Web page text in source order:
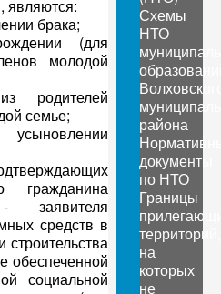
являются:
брака;
(для
молодой
родителей
семье;
гражданина
средств в
строительства
обеспеченной
социальной
Схемы
НТО
района
документы
по НТО
Границы
территорий,
на
которых
не